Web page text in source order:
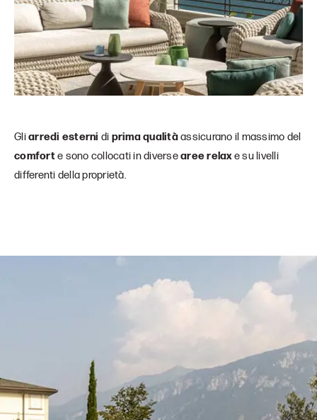
Gliarredi esterni di prima qualitàassicurano il massimo del
comforte sono collocati in diversearee relaxe su livelli
differenti della proprietà.